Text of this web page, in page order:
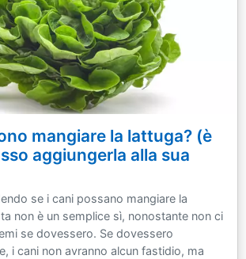
mangiare la lattuga? (è
aggiungerla alla sua
se i cani possano mangiare la
non è un semplice sì, nonostante non ci
se dovessero. Se dovessero
i cani non avranno alcun fastidio, ma